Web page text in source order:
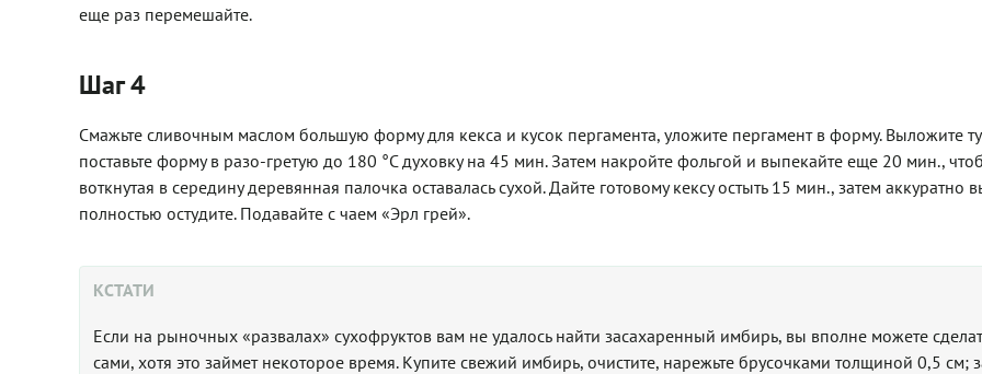
еще раз перемешайте.
Шаг 4
Смажьте сливочным маслом большую форму для кекса и кусок пергамента, уложите пергамент в форму. Выложите
поставьте форму в разо-гретую до 180 °С духовку на 45 мин. Затем накройте фольгой и выпекайте еще 20 мин.,
воткнутая в середину деревянная палочка оставалась сухой. Дайте готовому кексу остыть 15 мин., затем аккуратно
полностью остудите. Подавайте с чаем «Эрл грей».
КСТАТИ
Если на рыночных «развалах» сухофруктов вам не удалось найти засахаренный имбирь, вы вполне можете
сами, хотя это займет некоторое время. Купите свежий имбирь, очистите, нарежьте брусочками толщиной 0,5 см;